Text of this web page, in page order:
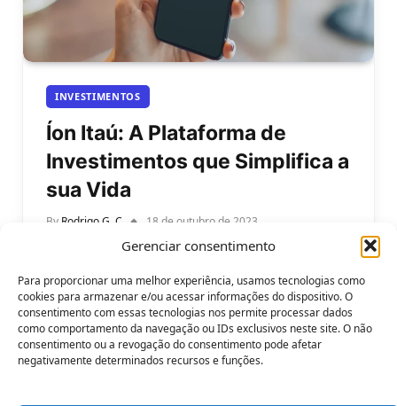
Gerenciar consentimento
Para proporcionar uma melhor experiência, usamos tecnologias como
cookies para armazenar e/ou acessar informações do dispositivo. O
consentimento com essas tecnologias nos permite processar dados
como comportamento da navegação ou IDs exclusivos neste site. O não
consentimento ou a revogação do consentimento pode afetar
negativamente determinados recursos e funções.
INVESTIMENTOS
Íon Itaú: A Plataforma de
Investimentos que Simplifica a
sua Vida
By Rodrigo G. C 18 de outubro de 2023
Saiba o que é Íon Itaú: A Plataforma de
Investimentos que Simplifica a sua Vida. Você já
conhece o Íon…